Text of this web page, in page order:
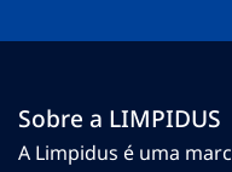
Sobre a LIMPIDUS
A Limpidus é uma